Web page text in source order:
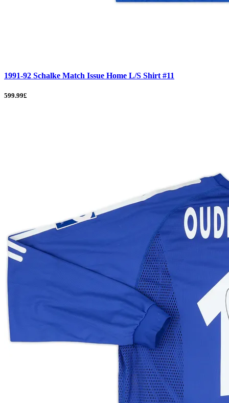
1991-92 Schalke Match Issue Home L/S Shirt #11
599.99£